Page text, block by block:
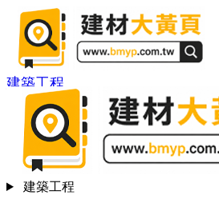
建築工程
建築工程